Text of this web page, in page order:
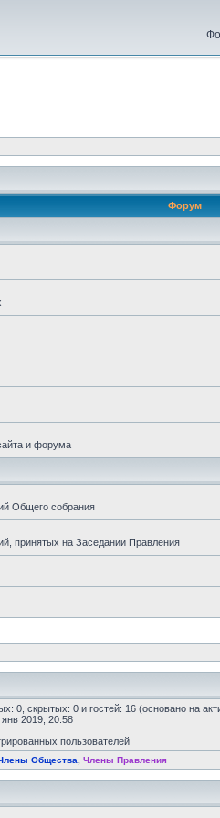
Форум
и форума
Общего собрания
принятых на Заседании Правления
0, скрытых: 0 и гостей: 16 (основано на
2019, 20:58
пользователей
Общества Члены Правления